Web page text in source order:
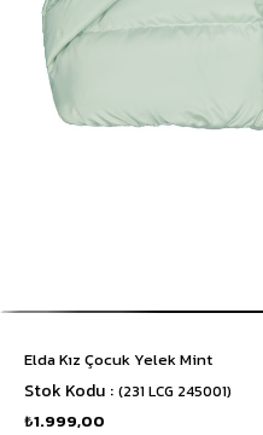
Elda Kız Çocuk Yelek Mint
Stok Kodu (231 LCG 245001)
₺1.999,00